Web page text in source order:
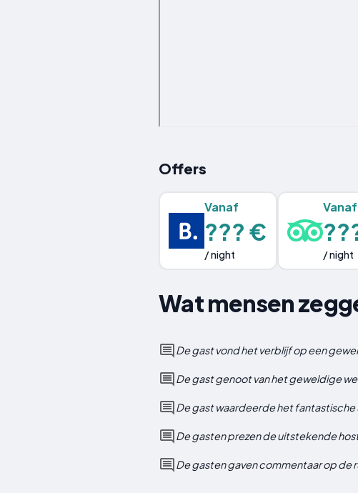
Offers
Vanaf
??? €
/ night
Vanaf
/ night
Wat mensen
De gast vond het verblijf op een
De gast genoot van het geweldige
De gast waardeerde het fantastische
De gasten prezen de uitstekende
De gasten gaven commentaar op de